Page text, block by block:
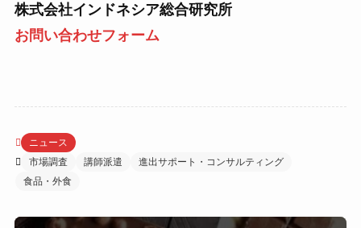
株式会社インドネシア総合研究所
お問い合わせフォーム
ニュース
市場調査
講師派遣
進出サポート・コンサルティング
食品・外食